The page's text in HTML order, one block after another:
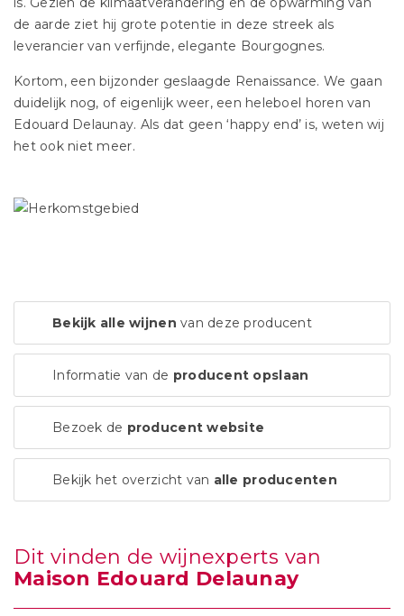
de aarde ziet hij grote potentie in deze streek als
leverancier van verfijnde, elegante Bourgognes.
Kortom, een bijzonder geslaagde Renaissance. We gaan
duidelijk nog, of eigenlijk weer, een heleboel horen van
Edouard Delaunay. Als dat geen ‘happy end’ is, weten wij
het ook niet meer.
Bekijk alle wijnen van deze producent
Informatie van de producent opslaan
Bezoek de producent website
Bekijk het overzicht van alle producenten
Dit vinden de wijnexperts van
Maison Edouard Delaunay